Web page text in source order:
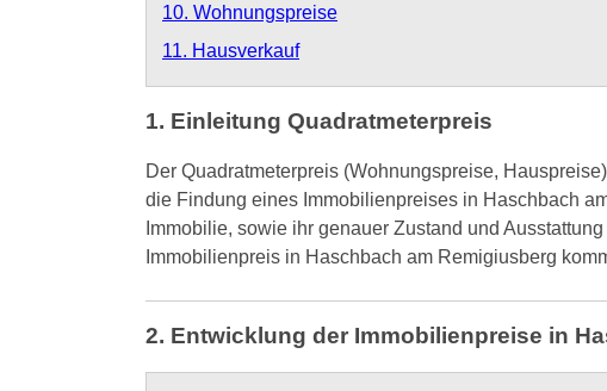
10. Wohnungspreise
11. Hausverkauf
1. Einleitung Quadratmeterpreis
Der Quadratmeterpreis (Wohnungspreise,
die Findung eines Immobilienpreises in Haschbach
Immobilie, sowie ihr genauer Zustand und
Immobilienpreis in Haschbach am Remigiusberg
2. Entwicklung der Immobilienpreise in